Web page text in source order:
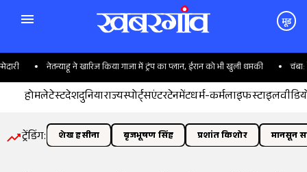
मूड
नेतन्याहू ने खारिज किया गाजा में ट्रंप का प्लान, ईरान को भी खुली धमकी चंबा:
होमलेटेस्टदेशदुनियाराज्यस्पोर्ट्सएंटरटेनमेंटधर्म-कर्मलाइफस्टाइल
ट्रेंडिंग: शेख हसीना बृजभूषण सिंह प्रशांत किशोर मानसून